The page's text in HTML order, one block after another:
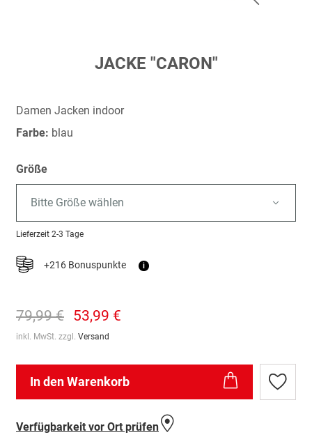
springen
JACKE "CARON"
Damen Jacken indoor
Farbe: blau
Größe
Bitte Größe wählen
Lieferzeit 2-3 Tage
+216 Bonuspunkte i
79,99 € 53,99 €
inkl. MwSt. zzgl. Versand
In den Warenkorb
Zur
Verfügbarkeit vor Ort prüfen